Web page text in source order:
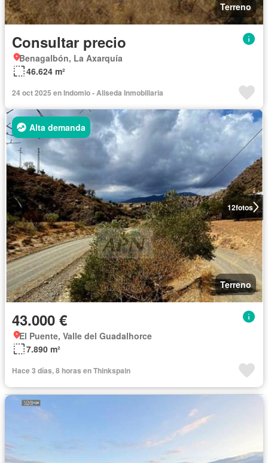
Terreno
Consultar precio
Benagalbón, La Axarquía
46.624 m²
24 oct 2025 en Indomio - Aliseda Inmobiliaria
12fotos
Alta demanda
Terreno
43.000 €
El Puente, Valle del Guadalhorce
7.890 m²
Hace 3 días, 8 horas en Thinkspain